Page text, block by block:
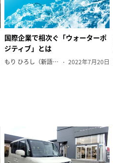
国際企業で相次ぐ「ウォーターポ
ジティブ」とは
もり ひろし（新語ウォッチャー） 2022年7月20日